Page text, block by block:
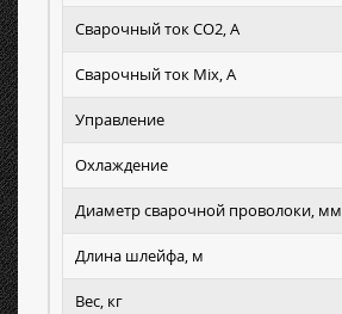
Сварочный ток СО2, А
Сварочный ток Mix, А
Управление
Охлаждение
Диаметр сварочной проволоки, мм
Длина шлейфа, м
Вес, кг